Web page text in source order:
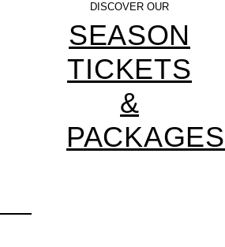
DISCOVER OUR
SEASON
TICKETS
&
PACKAGES